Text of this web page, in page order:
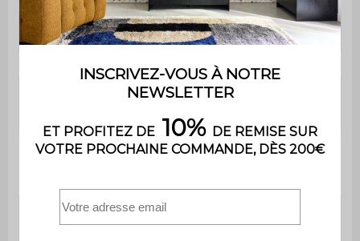
Garnissage PU
Mousse polyuréthane
(30kg/m3)
Garnissage
Mousse polyuréthane
Profondeur
60 cm